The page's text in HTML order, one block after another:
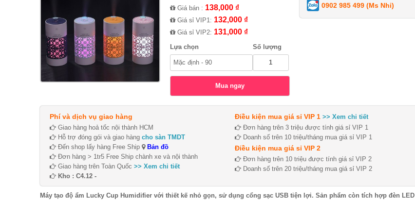
Giá bán : 138,000 ₫
Giá sỉ VIP1: 132,000 ₫
Giá sỉ VIP2: 131,000 ₫
Lựa chọn Số lượng
0902 985 499 (Ms Nhi)
Phí và dịch vụ giao hàng
Giao hàng hoả tốc nội thành HCM
Hỗ trợ đóng gói và giao hàng cho sàn TMDT
Đến shop lấy hàng Free Ship
Bản đồ
Đơn hàng > 1tr5 Free Ship chành xe và nội thành
Giao hàng trên Toàn Quốc >> Xem chi tiết
Kho : C4.12 -
Điều kiện mua giá sỉ VIP 1 >> Xem chi tiết
Đơn hàng trên 3 triệu được tính giá sỉ VIP 1
Doanh số trên 10 triệu/tháng mua giá sỉ VIP 1
Điều kiện mua giá sỉ VIP 2
Đơn hàng trên 10 triệu được tính giá sỉ VIP 2
Doanh số trên 20 triệu/tháng mua giá sỉ VIP 2
Máy tạo độ ẩm Lucky Cup Humidifier với thiết kế nhỏ gọn, sử dụng cổng sạc USB tiện lợi. Sản phẩm còn tích hợp đèn LED